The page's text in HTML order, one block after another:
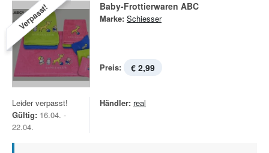
Verpasst! Baby-Frottierwaren ABC
Marke: Schiesser
Preis: € 2,99
Leider verpasst!
Gültig: 16.04. -
22.04.
Händler: real